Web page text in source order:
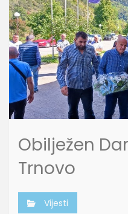
Obilježen
Trnovo
Vijesti